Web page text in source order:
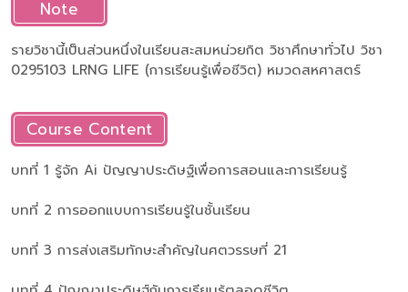
Note
รายวิชานี้เป็นส่วนหนึ่งในเรียนสะสมหน่วยกิต วิชาศึกษาทั่วไป วิชา
0295103 LRNG LIFE (การเรียนรู้เพื่อชีวิต) หมวดสหศาสตร์
Course Content
บทที่ 1 รู้จัก Ai ปัญญาประดิษฐ์เพื่อการสอนและการเรียนรู้
บทที่ 2 การออกแบบการเรียนรู้ในชั้นเรียน
บทที่ 3 การส่งเสริมทักษะสำคัญในศตวรรษที่ 21